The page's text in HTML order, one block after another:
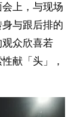
上，与现场
与跟后排的
众欣喜若
献「头」，